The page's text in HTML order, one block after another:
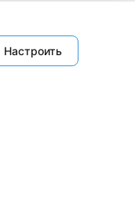
Настроить